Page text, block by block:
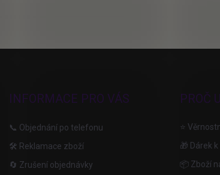
INFORMACE PRO VÁS
📞 Objednání po telefonu
🛠️ Reklamace zboží
🔄 Zrušení objednávky
PROČ
⭐
🎁 Dárek
📦 Zboží